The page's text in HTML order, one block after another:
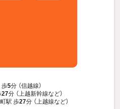
歩5分 （信越線）
27分 （上越新幹線など）
駅 歩27分 （上越線など）